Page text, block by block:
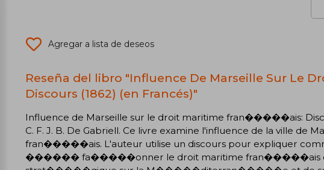
Agregar a lista de deseos
Reseña del libro "Influence De Marseille Sur Le
Discours (1862) (en Francés)"
Influence de Marseille sur le droit maritime fran�����ais:
C. F. J. B. De Gabriell. Ce livre examine l'influence de la ville de
fran�����ais. L'auteur utilise un discours pour expliquer
������ fa�����onner le droit maritime fran�����ais en